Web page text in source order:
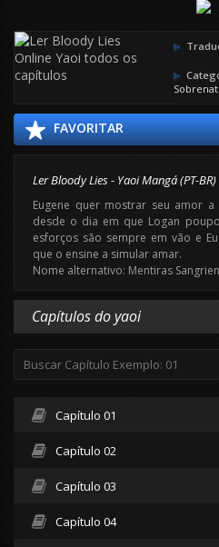
FAVORITAR
Ler Bloody Lies - Yaoi Mangá (PT-BR)
Eugene quer mostrar seu amor
desde o dia em que Logan
esforços são sempre em vão e
que o ensine a simular amar.
Nome alternativo: Mentiras
Capítulos do yaoi
Capítulo 01
Capítulo 02
Capítulo 03
Capítulo 04